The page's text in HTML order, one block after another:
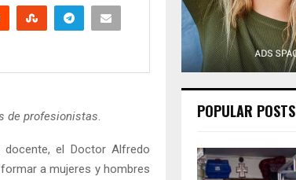
de profesionistas
el Doctor Alfredo
a mujeres y hombres
POPULAR POSTS